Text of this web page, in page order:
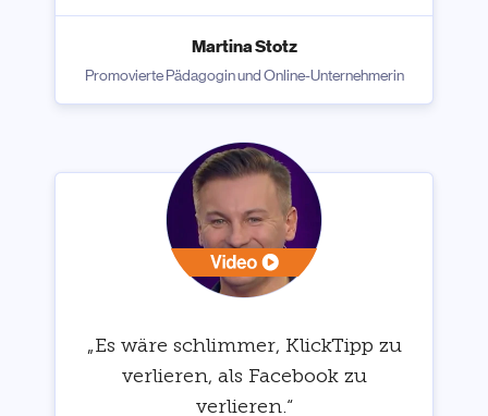
Martina Stotz
Promovierte Pädagogin und Online-Unternehmerin
„Es wäre schlimmer, KlickTipp zu
verlieren, als Facebook zu
verlieren.“